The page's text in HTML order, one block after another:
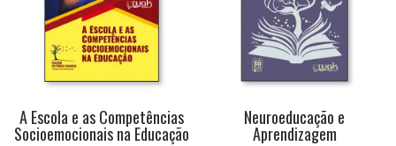
A Escola e as Competências
Socioemocionais na Educação
Neuroeducação e
Aprendizagem